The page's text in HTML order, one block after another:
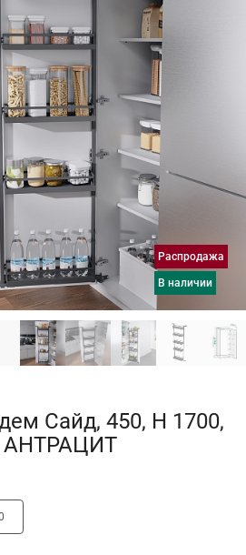
Распродажа
в наличии
Сайд, 450, H 1700,
АНТРАЦИТ